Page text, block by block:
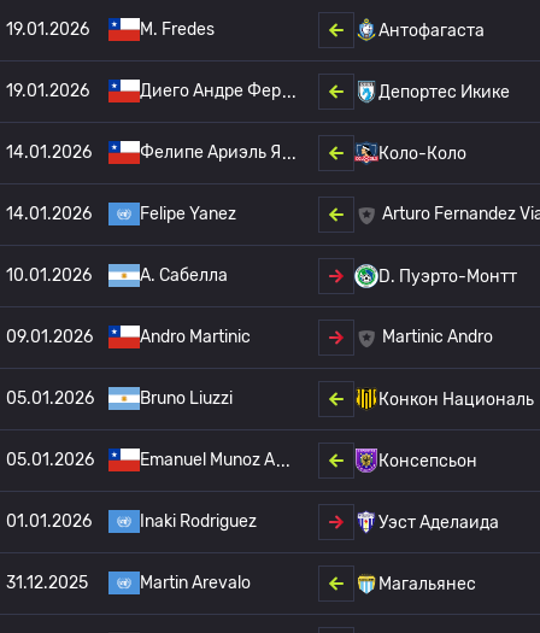
19.01.2026 M. Fredes Антофагаста
19.01.2026 Диего Андре Фер Депортес Икике
14.01.2026 Фелипе Ариэль Я Коло-Коло
14.01.2026 Felipe Yanez Arturo Fernandez
10.01.2026 A. Сабелла D. Пуэрто-Монтт
09.01.2026 Andro Martinic Martinic Andro
05.01.2026 Bruno Liuzzi Конкон Националь
05.01.2026 Emanuel Munoz A Консепсьон
01.01.2026 Inaki Rodriguez Уэст Аделаида
31.12.2025 Martin Arevalo Магальянес